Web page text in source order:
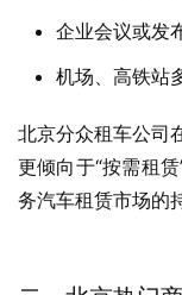
企业会议或发
机场、高铁站
北京分众租车公司
更倾向于“按需租
务汽车租赁市场的